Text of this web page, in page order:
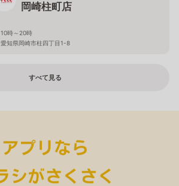
岡崎柱町店
10時～20時
愛知県岡崎市柱四丁目1-8
すべて見る